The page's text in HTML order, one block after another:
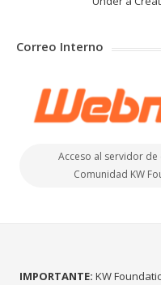
Correo Interno
Acceso al servidor
Comunidad KW
IMPORTANTE: KW